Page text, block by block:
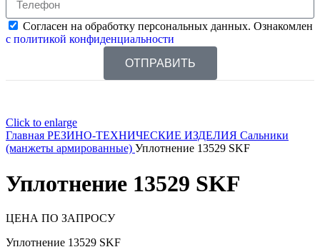
Согласен на обработку персональных данных. Ознакомлен
с политикой конфиденциальности
ОТПРАВИТЬ
Click to enlarge
Главная РЕЗИНО-ТЕХНИЧЕСКИЕ ИЗДЕЛИЯ Сальники
(манжеты армированные) Уплотнение 13529 SKF
Уплотнение 13529 SKF
ЦЕНА ПО ЗАПРОСУ
Уплотнение 13529 SKF